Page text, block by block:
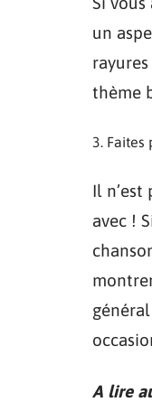
un
thème
Faites
Il
avec !
A lire